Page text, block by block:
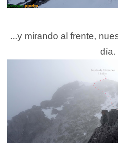
...y mirando al frente,
día.